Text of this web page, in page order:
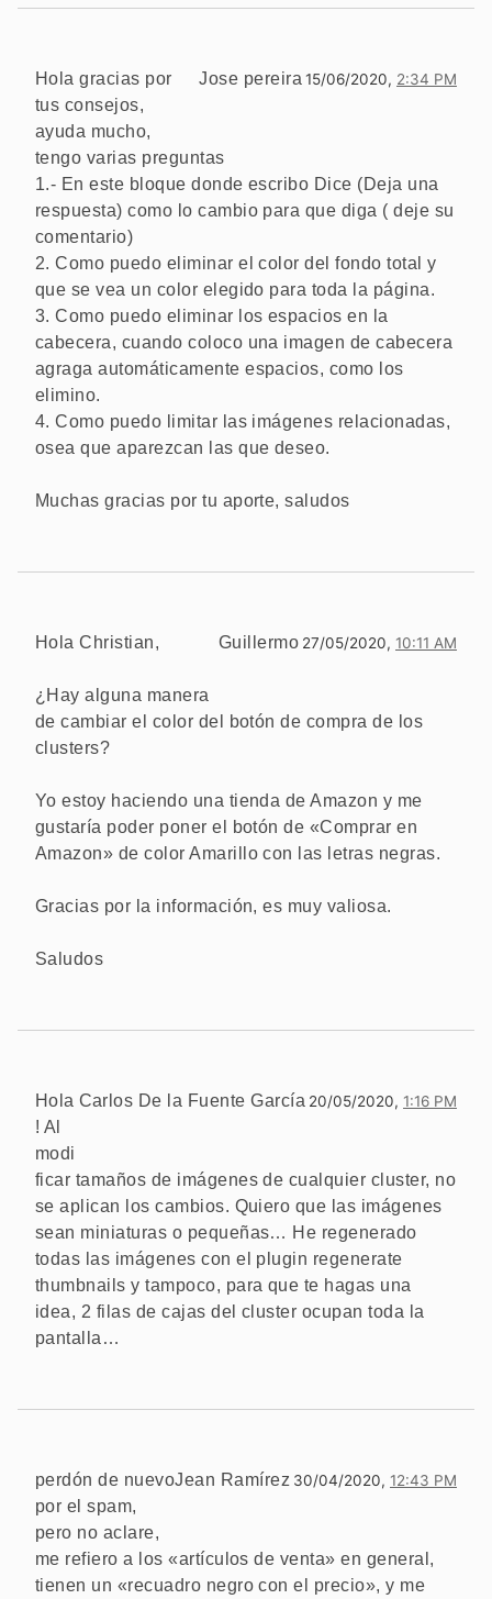
Jose pereira 15/06/2020, 2:34 PM
Hola gracias por
tus consejos,
ayuda mucho,
tengo varias preguntas
1.- En este bloque donde escribo Dice (Deja una
respuesta) como lo cambio para que diga ( deje su
comentario)
2. Como puedo eliminar el color del fondo total y
que se vea un color elegido para toda la página.
3. Como puedo eliminar los espacios en la
cabecera, cuando coloco una imagen de cabecera
agraga automáticamente espacios, como los
elimino.
4. Como puedo limitar las imágenes relacionadas,
osea que aparezcan las que deseo.
Muchas gracias por tu aporte, saludos
Guillermo 27/05/2020, 10:11 AM
Hola Christian,
¿Hay alguna manera
de cambiar el color del botón de compra de los
clusters?
Yo estoy haciendo una tienda de Amazon y me
gustaría poder poner el botón de «Comprar en
Amazon» de color Amarillo con las letras negras.
Gracias por la información, es muy valiosa.
Saludos
Carlos De la Fuente García 20/05/2020, 1:16 PM
Hola
! Al
modi
ficar tamaños de imágenes de cualquier cluster, no
se aplican los cambios. Quiero que las imágenes
sean miniaturas o pequeñas… He regenerado
todas las imágenes con el plugin regenerate
thumbnails y tampoco, para que te hagas una
idea, 2 filas de cajas del cluster ocupan toda la
pantalla…
Jean Ramírez 30/04/2020, 12:43 PM
perdón de nuevo
por el spam,
pero no aclare,
me refiero a los «artículos de venta» en general,
tienen un «recuadro negro con el precio», y me